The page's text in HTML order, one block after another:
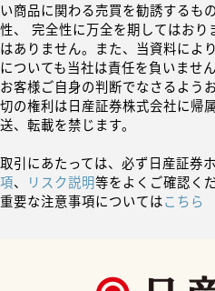
い商品に関わる売買を勧誘するも
性、 完全性に万全を期してはおり
はありません。また、当資料によ
についても当社は責任を負いませ
お客様ご自身の判断でなさるよう
切の権利は日産証券株式会社に帰
送、転載を禁じます。
取引にあたっては、必ず日産証券
項、 リスク説明等をよくご確認く
重要な注意事項についてはこちら